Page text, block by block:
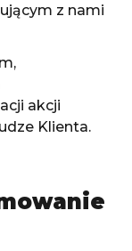
z nami
akcji
Klienta.